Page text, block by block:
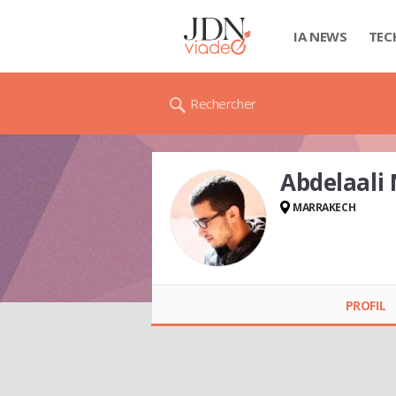
IA NEWS
Rechercher
Abdelaali
MARRAKECH
PROFIL